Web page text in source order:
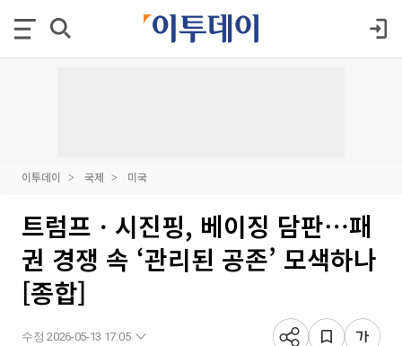
이투데이 국제 미국
트럼프ㆍ시진핑, 베이징 담판⋯패
권 경쟁 속 ‘관리된 공존’ 모색하나
[종합]
수정 2026-05-13 17:05